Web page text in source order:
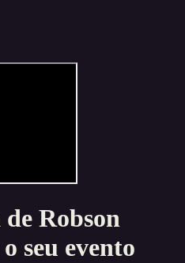
de Robson
seu evento